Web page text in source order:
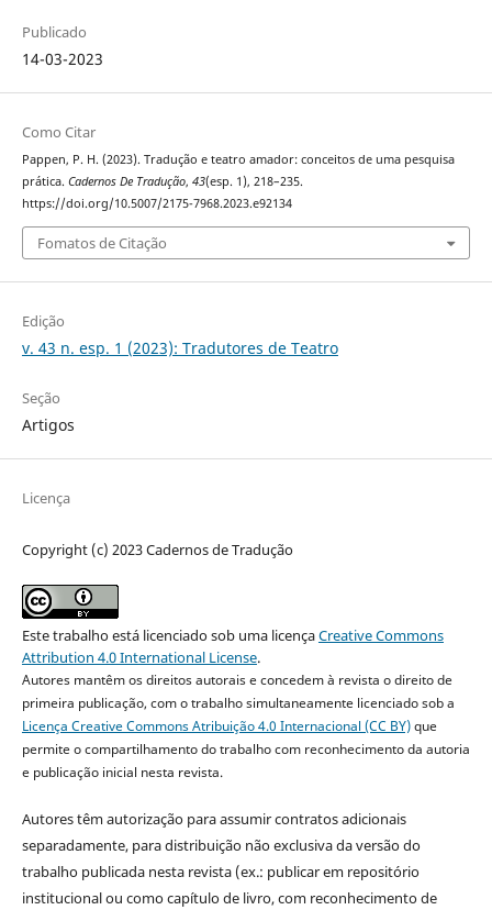
Publicado
14-03-2023
Como Citar
Pappen, P. H. (2023). Tradução e teatro amador: conceitos de uma pesquisa
prática. Cadernos De Tradução, 43(esp. 1), 218–235.
https://doi.org/10.5007/2175-7968.2023.e92134
Fomatos de Citação
Edição
v. 43 n. esp. 1 (2023): Tradutores de Teatro
Seção
Artigos
Licença
Copyright (c) 2023 Cadernos de Tradução
Este trabalho está licenciado sob uma licençaCreative Commons
Attribution 4.0 International License.
Autores mantêm os direitos autorais e concedem à revista o direito de
primeira publicação, com o trabalho simultaneamente licenciado sob a
Licença Creative Commons Atribuição 4.0 Internacional (CC BY)que
permite o compartilhamento do trabalho com reconhecimento da autoria
e publicação inicial nesta revista.
Autores têm autorização para assumir contratos adicionais
separadamente, para distribuição não exclusiva da versão do
trabalho publicada nesta revista (ex.: publicar em repositório
institucional ou como capítulo de livro, com reconhecimento de